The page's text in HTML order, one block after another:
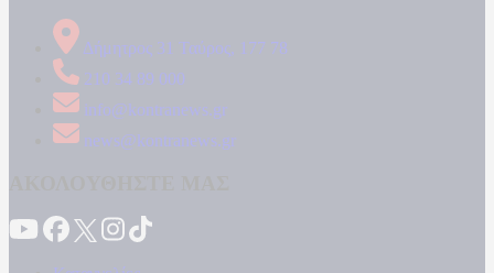
Δήμητρος 31 Ταύρος, 177 78
210 34 89 000
info@kontranews.gr
news@kontranews.gr